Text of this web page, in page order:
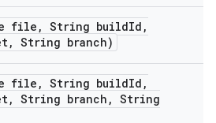
file , String buildId ,
, String branch)
file , String buildId ,
, String branch , String